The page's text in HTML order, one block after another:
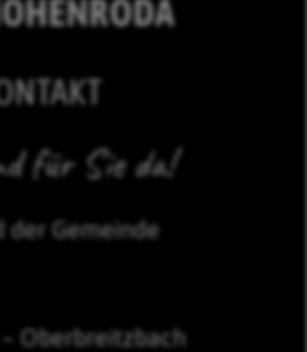
für Sie da!
der Gemeinde
Oberbreitzbach